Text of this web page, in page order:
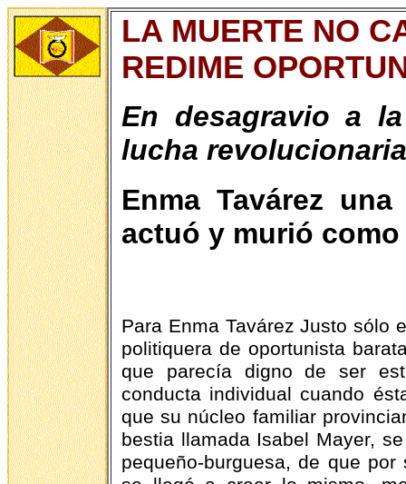
LA MUERTE NO
REDIME
En desagravio a
lucha
Enma Tavárez
actuó y murió
Para Enma Tavárez Justo sólo
politiquera de oportunista
que parecía digno de ser
conducta individual cuando
que su núcleo familiar
bestia llamada Isabel Mayer,
pequeño-burguesa, de que